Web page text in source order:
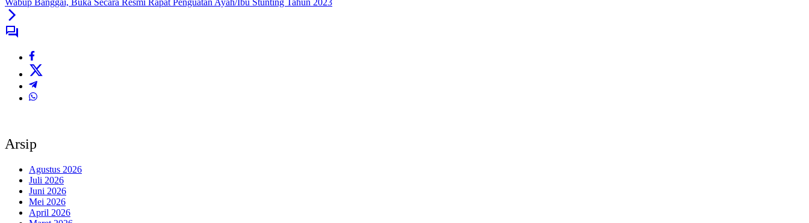
Wabup Banggai, Buka Secara Resmi Rapat Penguatan Ayah/Ibu Stunting Tahun 2023
Arsip
Agustus 2026
Juli 2026
Juni 2026
Mei 2026
April 2026